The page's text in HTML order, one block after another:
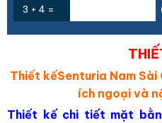
3 + 4 =
Thiết kếSenturia Nam
ích ngoại và
Thiết kế chi tiết mặt